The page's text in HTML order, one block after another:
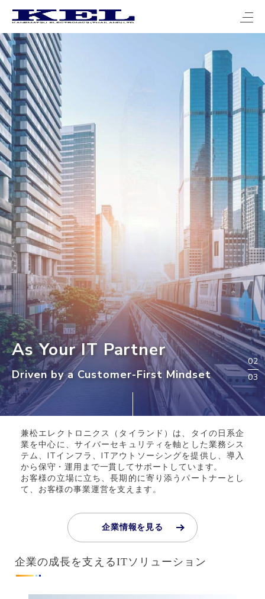
As Your IT Partner
Driven by a Customer-First Mindset
As Your IT Partner
Driven by a Customer-First Mindset
As Your IT Partner
Driven by a Customer-First Mindset
2
3
兼松エレクトロニクス（タイランド）は、タイの日系企
業を中心に、サイバーセキュリティを軸とした業務シス
テム、ITインフラ、ITアウトソーシングを提供し、導入
から保守・運用まで一貫してサポートしています。
お客様の立場に立ち、長期的に寄り添うパートナーとし
て、お客様の事業運営を支えます。
企業情報を見る
企業の成長を支えるITソリューション